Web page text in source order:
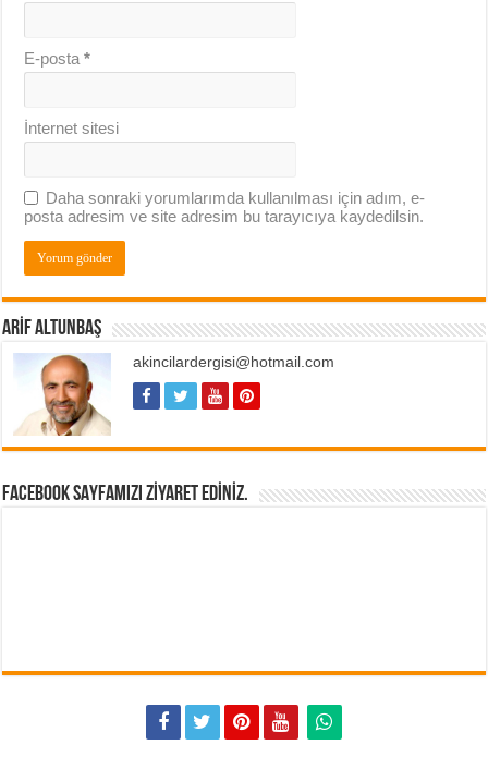
E-posta*
İnternet sitesi
Daha sonraki yorumlarımda kullanılması için adım, e-
posta adresim ve site adresim bu tarayıcıya kaydedilsin.
ARIF ALTUNBAŞ
akincilardergisi@hotmail.com
FACEBOOK SAYFAMIZI ZIYARET EDINIZ.